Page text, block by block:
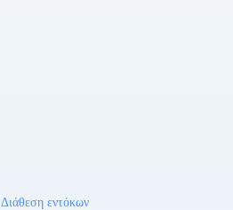
Διάθεση εντόκων